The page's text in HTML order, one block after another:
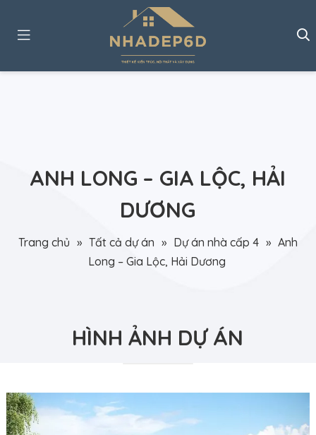
ANH LONG – GIA LỘC, HẢI
DƯƠNG
Trang chủ » Tất cả dự án » Dự án nhà cấp 4 » Anh
Long – Gia Lộc, Hải Dương
HÌNH ẢNH DỰ ÁN